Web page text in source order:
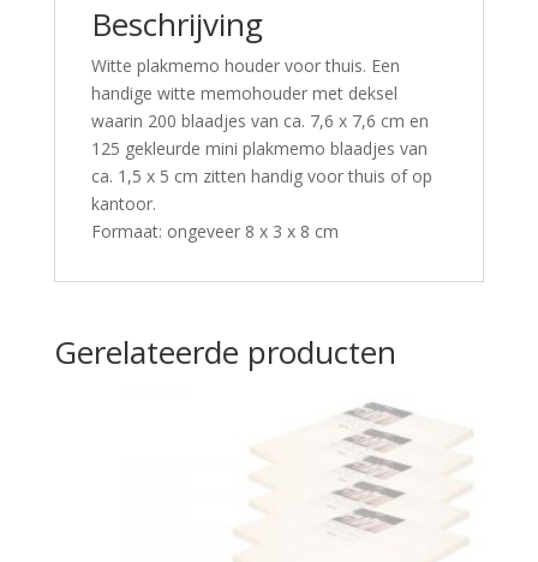
Beschrijving
Witte plakmemo houder voor thuis. Een
handige witte memohouder met deksel
waarin 200 blaadjes van ca. 7,6 x 7,6 cm en
125 gekleurde mini plakmemo blaadjes van
ca. 1,5 x 5 cm zitten handig voor thuis of op
kantoor.
Formaat: ongeveer 8 x 3 x 8 cm
Gerelateerde producten